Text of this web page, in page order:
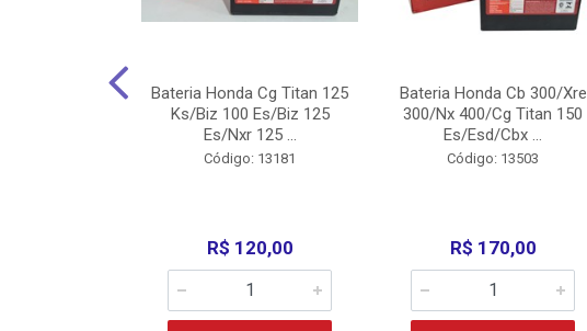
Bateria Honda Cg Titan 125
Ks/Biz 100 Es/Biz 125
Es/Nxr 125 ...
Código: 13181
R$ 120,00
Bateria Honda Cb 300/Xre
300/Nx 400/Cg Titan 150
Es/Esd/Cbx ...
Código: 13503
R$ 170,00